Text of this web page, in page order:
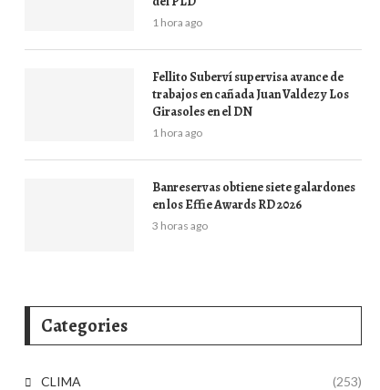
1 hora ago
Fellito Suberví supervisa avance de
trabajos en cañada Juan Valdez y Los
Girasoles en el DN
1 hora ago
Banreservas obtiene siete galardones
en los Effie Awards RD 2026
3 horas ago
Categories
CLIMA (253)